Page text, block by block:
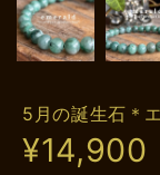
5月の誕生石＊
¥14,900